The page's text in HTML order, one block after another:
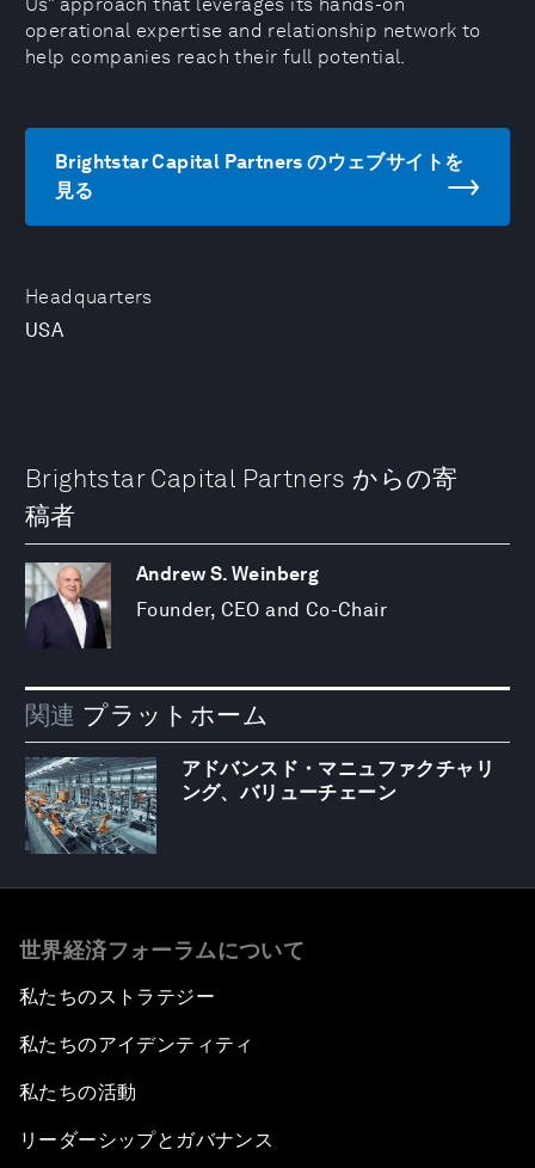
Headquarters
USA
operational expertise and relationship network to
help companies reach their full potential.
Brightstar Capital Partners のウェブサイトを
見る
Brightstar Capital Partners からの寄
稿者
Andrew S. Weinberg
Founder, CEO and Co-Chair
関連 プラットホーム
アドバンスド・マニュファクチャリ
ング、バリューチェーン
世界経済フォーラムについて
私たちのストラテジー
私たちのアイデンティティ
私たちの活動
リーダーシップとガバナンス